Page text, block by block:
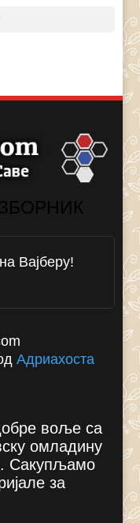
Вајберу!
Адриахоста
воље са
омладину
Сакупљамо
за